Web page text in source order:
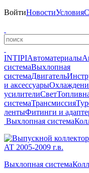
ВойтиНовостиУсловия
INTIPIАвтоматериалы
системаВыхлопная
системаДвигатель
и аксессуары
усилителиСвет
системаТрансмиссия
лентыФитинги и
Выхлопная система
Выхлопная система